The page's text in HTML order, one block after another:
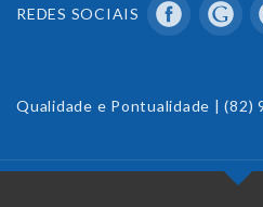
REDES SOCIAIS
Qualidade e Pontualidade | (82)